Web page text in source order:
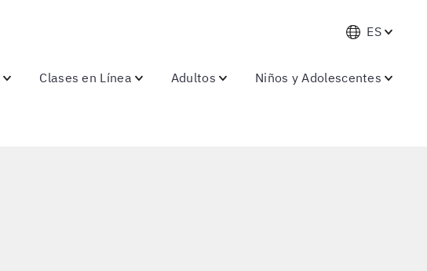
ES
Clases en Línea Adultos Niños y Adolescentes